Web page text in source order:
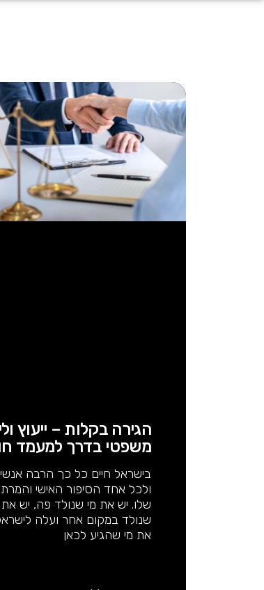
הגירה בקלות – ייעוץ
משפטי בדרך למעמד
בישראל חיים כל כך הרבה
ולכל אחד הסיפור האישי
שלו. יש את מי שנולד פה, יש את
שנולד במקום אחר ועלה
את מי שהגיע לכאן